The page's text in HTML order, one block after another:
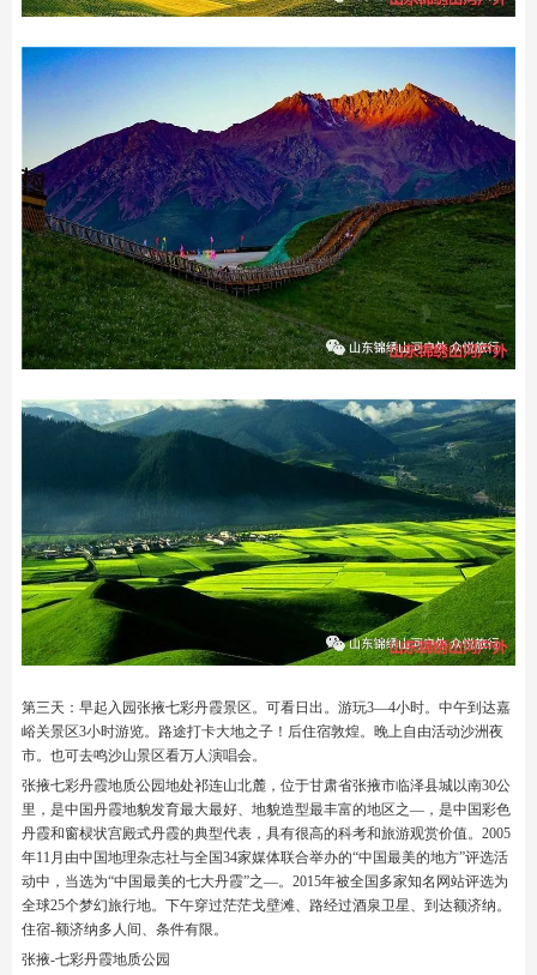
第三天：早起入园张掖七彩丹霞景区。可看日出。游玩3—4小时。中午到达嘉
峪关景区3小时游览。路途打卡大地之子！后住宿敦煌。晚上自由活动沙洲夜
市。也可去鸣沙山景区看万人演唱会。
张掖七彩丹霞地质公园地处祁连山北麓，位于甘肃省张掖市临泽县城以南30公
里，是中国丹霞地貌发育最大最好、地貌造型最丰富的地区之—，是中国彩色
丹霞和窗棂状宫殿式丹霞的典型代表，具有很高的科考和旅游观赏价值。2005
年11月由中国地理杂志社与全国34家媒体联合举办的“中国最美的地方”评选活
动中，当选为“中国最美的七大丹霞”之—。2015年被全国多家知名网站评选为
全球25个梦幻旅行地。下午穿过茫茫戈壁滩、路经过酒泉卫星、到达额济纳。
住宿-额济纳多人间、条件有限。
张掖-七彩丹霞地质公园